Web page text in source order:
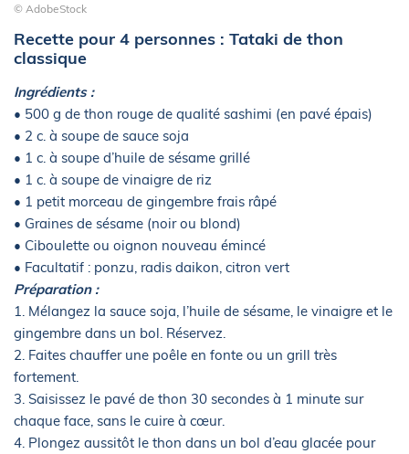
© AdobeStock
Recette pour 4 personnes : Tataki de thon
classique
Ingrédients :
• 500 g de thon rouge de qualité sashimi (en pavé épais)
• 2 c. à soupe de sauce soja
• 1 c. à soupe d’huile de sésame grillé
• 1 c. à soupe de vinaigre de riz
• 1 petit morceau de gingembre frais râpé
• Graines de sésame (noir ou blond)
• Ciboulette ou oignon nouveau émincé
• Facultatif : ponzu, radis daikon, citron vert
Préparation :
1. Mélangez la sauce soja, l’huile de sésame, le vinaigre et le
gingembre dans un bol. Réservez.
2. Faites chauffer une poêle en fonte ou un grill très
fortement.
3. Saisissez le pavé de thon 30 secondes à 1 minute sur
chaque face, sans le cuire à cœur.
4. Plongez aussitôt le thon dans un bol d’eau glacée pour